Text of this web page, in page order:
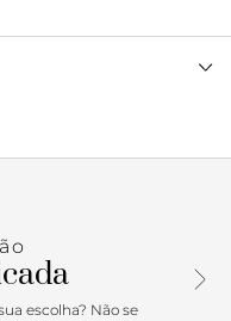
- e vai
com alfaiataria,
Pronta para
escolha? Não se